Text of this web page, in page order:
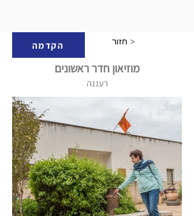
הקדמה חזור >
מוזיאון חדר ראשונים
רעננה